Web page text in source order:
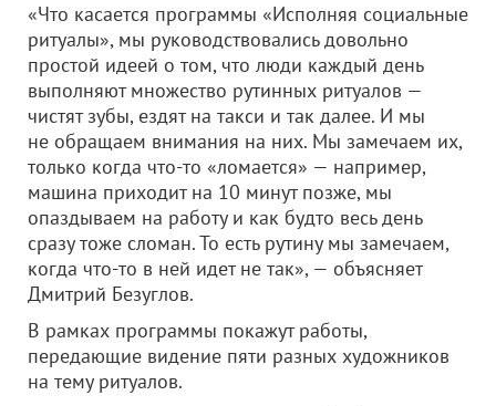
«Что касается программы «Исполняя социальные
ритуалы», мы руководствовались довольно
простой идеей о том, что люди каждый день
выполняют множество рутинных ритуалов —
чистят зубы, ездят на такси и так далее. И мы
не обращаем внимания на них. Мы замечаем их,
только когда что-то «ломается» — например,
машина приходит на 10 минут позже, мы
опаздываем на работу и как будто весь день
сразу тоже сломан. То есть рутину мы замечаем,
когда что-то в ней идет не так», — объясняет
Дмитрий Безуглов.
В рамках программы покажут работы,
передающие видение пяти разных художников
на тему ритуалов.